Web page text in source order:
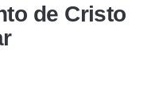
de Cristo